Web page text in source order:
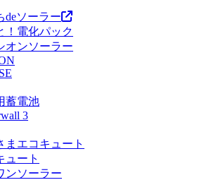
deソーラー
！電化パック
オンソーラー
蓄電池
3
まエコキュート
ュート
ンソーラー